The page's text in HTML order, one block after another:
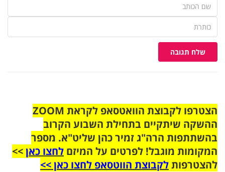
שלח תגובה
הצטרפו לקבוצת הוואטסאפ לקראת ZOOM
ההשקה שיתקיים בתחילת השבוע הקרוב
בהשתתפות הרה"ג זמיר כהן שליט"א. מספר
המקומות מוגבל! לפרטים על המיזם לחצו כאן>>
להצטרפותלקבוצת הווטסאפ לחצו כאן >>